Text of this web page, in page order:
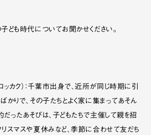
ども時代についてお聞かせください。
ッカク）：千葉市出身で、近所が同じ時期に引
かりで、その子たちとよく家に集まって あそん
だったあそびは、子どもたちで主催して親を招
リスマスや夏休みなど、季節に合わせて友だち